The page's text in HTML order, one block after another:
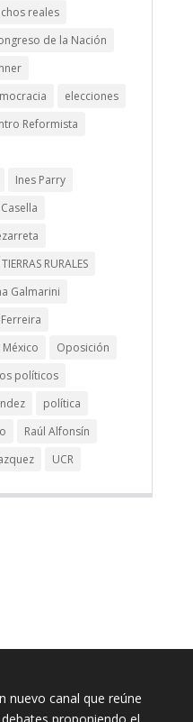
reales
de la Nación
elecciones
Reformista
Ines Parry
RURALES
Galmarini
México
Oposición
políticos
política
Raúl Alfonsín
UCR
nuevo canal que reúne